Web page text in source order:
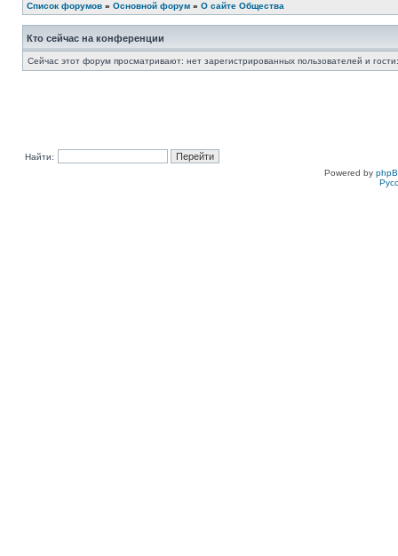
Список форумов » Основной форум » О сайте Общества
Кто сейчас на конференции
Сейчас этот форум просматривают: нет зарегистрированных пользователей и
Найти:
Powered by